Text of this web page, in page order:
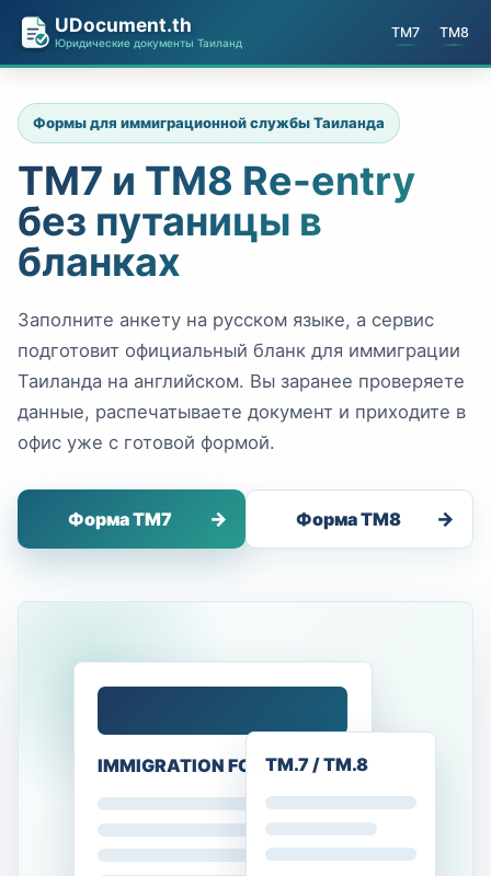
UDocument.th
Юридические документы Таиланд
TM7 TM8
Формы для иммиграционной службы Таиланда
TM7 и TM8 Re-entry
без путаницы в
бланках
Заполните анкету на русском языке, а сервис
подготовит официальный бланк для иммиграции
Таиланда на английском. Вы заранее проверяете
данные, распечатываете документ и приходите в
офис уже с готовой формой.
Форма TM7 Форма TM8
IMMIGRATION FORMTM.7 / TM.8